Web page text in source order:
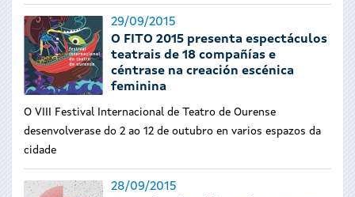
29/09/2015
O FITO 2015 presenta espectáculos
teatrais de 18 compañías e
céntrase na creación escénica
feminina
O VIII Festival Internacional de Teatro de Ourense
desenvolverase do 2 ao 12 de outubro en varios espazos da
cidade
28/09/2015